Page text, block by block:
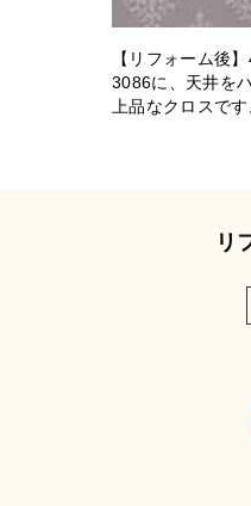
【リフォーム後
3086に、天井を
上品なクロスです
リ